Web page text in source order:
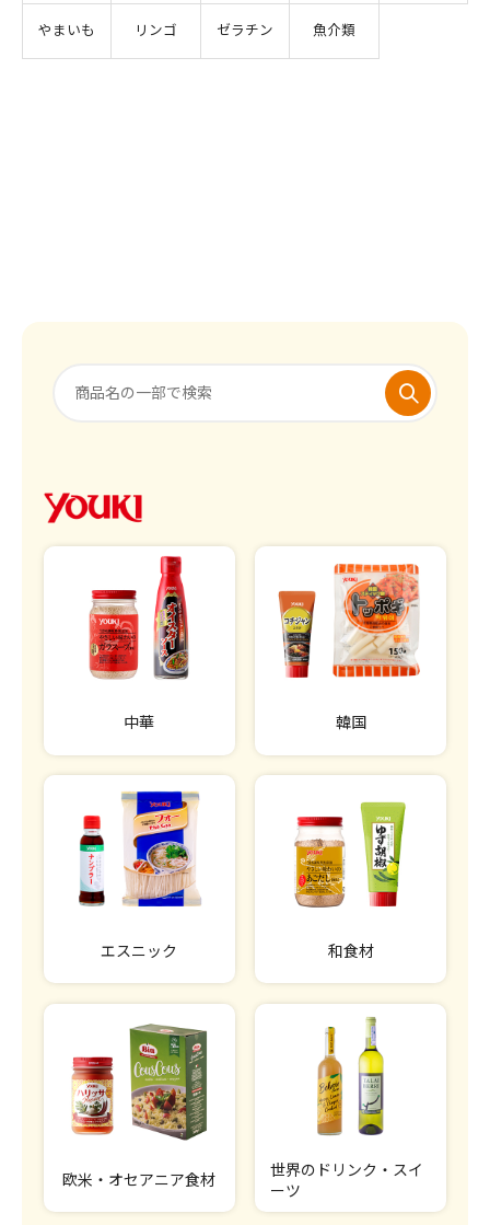
やまいも リンゴ ゼラチン 魚介類
中華 韓国
エスニック 和食材
欧米・オセアニア食材
世界のドリンク・スイ
ーツ